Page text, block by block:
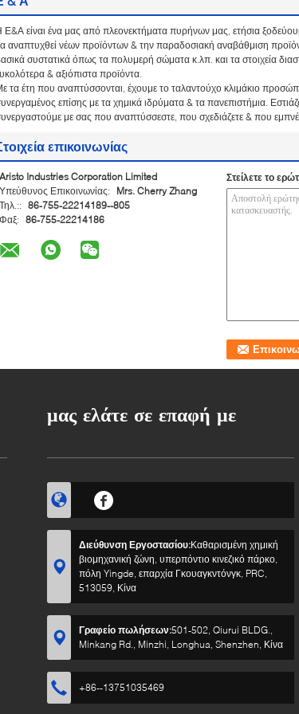
Ε&Α είναι ένα μας από πλεονεκτήματα πυρήνων μας, ετήσια
αναπτυχθεί νέων προϊόντων & την παραδοσιακή αναβάθμιση
συστατικά όπως τα πολυμερή σώματα κ.λπ. και τα στοιχεία
& αξιόπιστα προϊόντα.
τα έτη που αναπτύσσονται, έχουμε το ταλαντούχο κλιμάκιο
επίσης με τα χημικά ιδρύματα & τα πανεπιστήμια.
με σας που αναπτύσσεστε, που σχεδιάζετε & που
επικοινωνίας
Aristo Industries Corporation Limited
Υπεύθυνος Επικοινωνίας:
Mrs. Cherry Zhang
Τηλ.:: 86-755-22214189--805
Φαξ: 86-755-22214186
Στείλετε το
μας ελάτε σε επαφή με
Διεύθυνση Εργοστασίου:Καθαρισμένη χημική
βιομηχανική ζώνη, υπερπόντιο κινεζικό πάρκο,
πόλη Yingde, επαρχία Γκουαγκντόνγκ, PRC,
513059, Κίνα
Γραφείο πωλήσεων:501-502, Qiurui BLDG.,
Minkang Rd., Minzhi, Longhua, Shenzhen, Κίνα
+86--13751035469